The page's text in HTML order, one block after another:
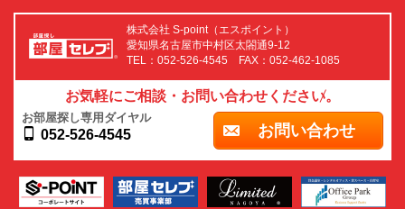
株式会社 S-point（エスポイント）
愛知県名古屋市中村区太閤通9-12
TEL：052-526-4545 FAX：052-462-1085
お気軽にご相談・お問い合わせください。
お部屋探し専用ダイヤル
052-526-4545 お問い合わせ